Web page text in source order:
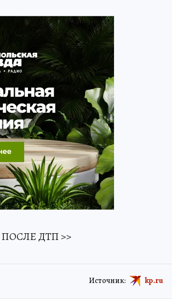
ДТП >>
Источник: kp.ru